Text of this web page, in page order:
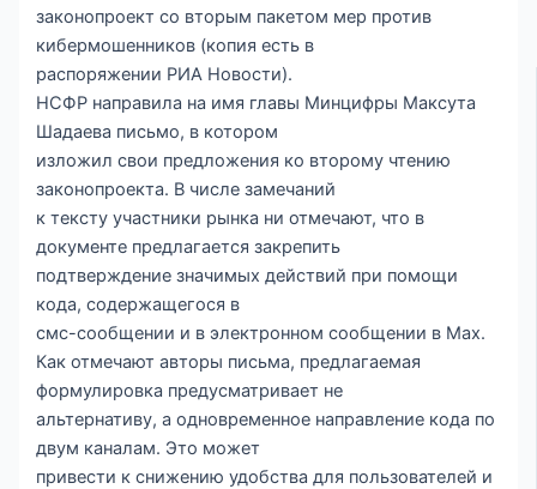
законопроект со вторым пакетом мер против
кибермошенников (копия есть в
распоряжении РИА Новости).
НСФР направила на имя главы Минцифры Максута
Шадаева письмо, в котором
изложил свои предложения ко второму чтению
законопроекта. В числе замечаний
к тексту участники рынка ни отмечают, что в
документе предлагается закрепить
подтверждение значимых действий при помощи
кода, содержащегося в
смс-сообщении и в электронном сообщении в Max.
Как отмечают авторы письма, предлагаемая
формулировка предусматривает не
альтернативу, а одновременное направление кода по
двум каналам. Это может
привести к снижению удобства для пользователей и